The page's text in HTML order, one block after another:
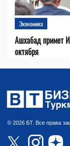
Экономика
Ашхабад примет
октября
© 2026 БТ. Все права